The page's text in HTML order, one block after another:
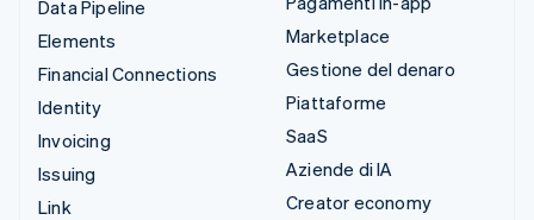
Data Pipeline
Elements
Financial Connections
Identity
Invoicing
Issuing
Link
Marketplace
Gestione del denaro
Piattaforme
SaaS
Aziende di IA
Creator economy